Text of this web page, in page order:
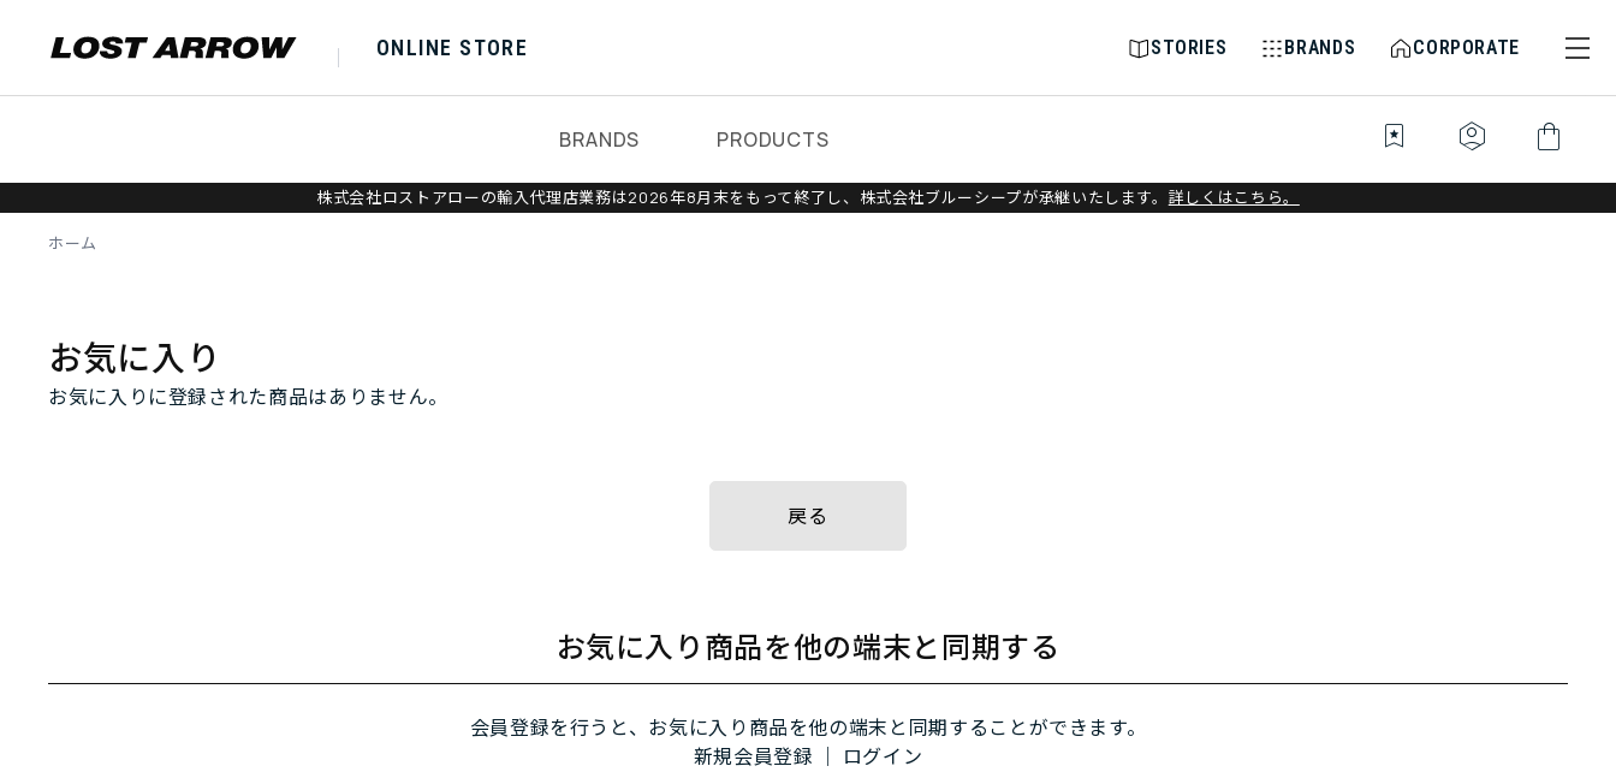
ONLINE STORE STORIES BRANDS CORPORATE
BRANDS PRODUCTS bookmark_star identity_platform shopping_bag
株式会社ロストアローの輸入代理店業務は2026年8月末をもって終了し、株式会社ブルーシープが承継いたします。 詳しくはこちら。
ホーム
お気に入り
お気に入りに登録された商品はありません。
戻る
お気に入り商品を他の端末と同期する
会員登録を行うと、お気に入り商品を他の端末と同期することができます。
新規会員登録
ログイン